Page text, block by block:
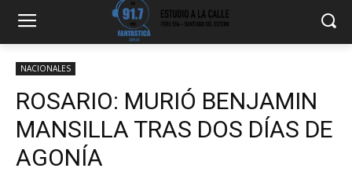
NACIONALES
ROSARIO: MURIÓ BENJAMIN
MANSILLA TRAS DOS DÍAS DE
AGONÍA